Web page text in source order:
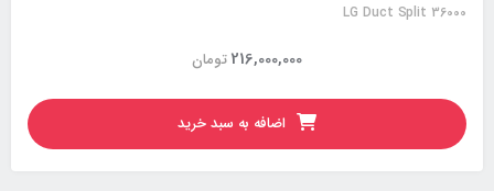
LG Duct Split 36000
تومان216,000,000
اضافه به سبد خرید